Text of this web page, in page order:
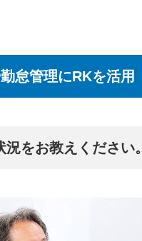
怠管理にRKを活用
をお教えください。